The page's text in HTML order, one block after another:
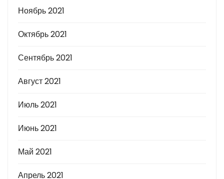
Ноябрь 2021
Октябрь 2021
Сентябрь 2021
Август 2021
Июль 2021
Июнь 2021
Май 2021
Апрель 2021